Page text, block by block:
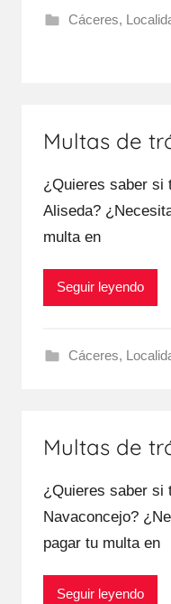
Cáceres,
Multas de
¿Quieres saber ѕi
Aliseda?
multa en
Seguir leyendo
Cáceres,
Multas de
¿Quieres saber ѕi
Navaconcejo?
pagar tu multa en
Seguir leyendo